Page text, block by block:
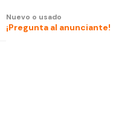
Nuevo o usado
¡Pregunta al anunciante!